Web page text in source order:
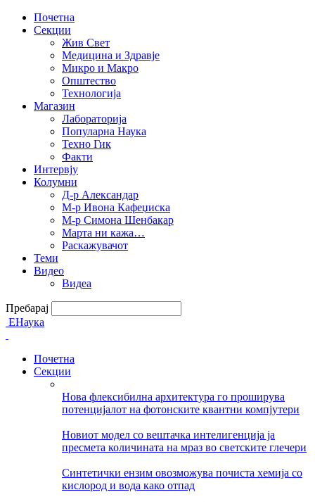
Почетна
Секции
Жив Свет
Медицина и Здравје
Микро и Макро
Општество
Технологија
Магазин
Лабораторија
Популарна Наука
Техно Гик
Факти
Интервју
Колумни
Д-р Александар
М-р Ивона Кафеџиска
М-р Симона Шенбакар
Марта ни кажа…
Раскажувачот
Теми
Видео
Видеа
Пребарај
ЕНаука
Почетна
Секции
Нова флексибилна архитектура го проширува
потенцијалот на фотонските квантни компјутери
Новиот модел со вештачка интелигенција ја
пресмета количината на мраз во светските глечери
Синтетички ензим овозможува почиста хемија со
кислород и вода како отпад